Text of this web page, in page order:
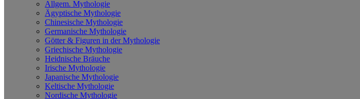
menu
Allgem. Mythologie
Ägyptische Mythologie
Chinesische Mythologie
Germanische Mythologie
Götter & Figuren in der Mythologie
Griechische Mythologie
Heidnische Bräuche
Irische Mythologie
Japanische Mythologie
Keltische Mythologie
Nordische Mythologie